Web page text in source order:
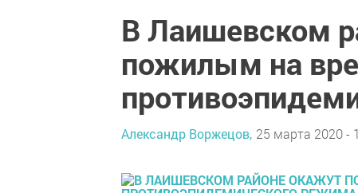
В Лаишевском
пожилым на
Александр Воржецов, 25 марта 2020 -